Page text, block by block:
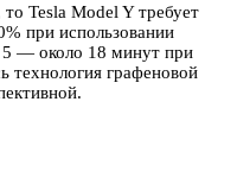
Tesla Model Y требует
при использовании
— около 18 минут при
технология графеновой